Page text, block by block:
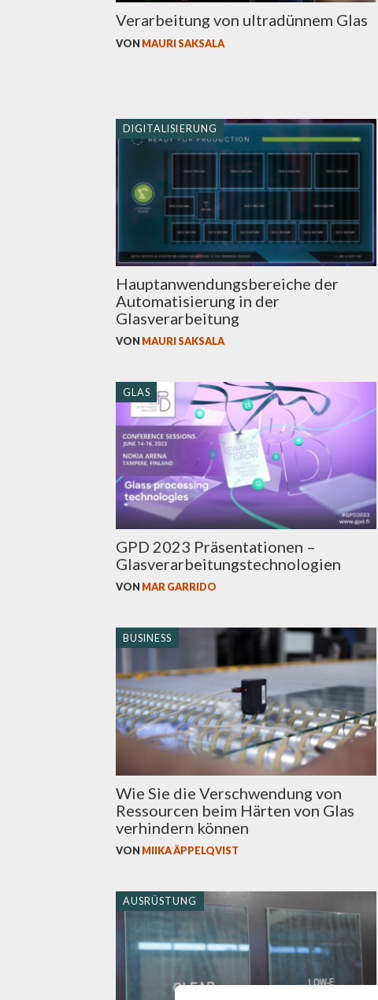
Verarbeitung von ultradünnem Glas
VON MAURI SAKSALA
DIGITALISIERUNG
Hauptanwendungsbereiche der
Automatisierung in der
Glasverarbeitung
VON MAURI SAKSALA
GLAS
GPD 2023 Präsentationen –
Glasverarbeitungstechnologien
VON MAR GARRIDO
BUSINESS
Wie Sie die Verschwendung von
Ressourcen beim Härten von Glas
verhindern können
VON MIIKA ÄPPELQVIST
AUSRÜSTUNG